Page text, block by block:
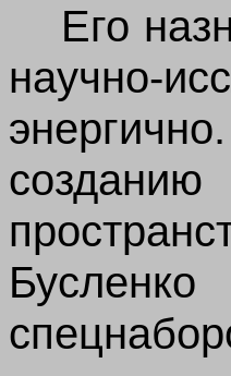
Его
научно-